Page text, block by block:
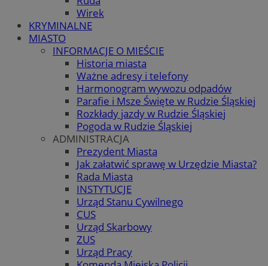
Wirek
KRYMINALNE
MIASTO
INFORMACJE O MIEŚCIE
Historia miasta
Ważne adresy i telefony
Harmonogram wywozu odpadów
Parafie i Msze Święte w Rudzie Śląskiej
Rozkłady jazdy w Rudzie Śląskiej
Pogoda w Rudzie Śląskiej
ADMINISTRACJA
Prezydent Miasta
Jak załatwić sprawę w Urzędzie Miasta?
Rada Miasta
INSTYTUCJE
Urząd Stanu Cywilnego
CUS
Urząd Skarbowy
ZUS
Urząd Pracy